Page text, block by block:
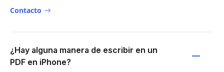
Contacto
¿Hay alguna manera de escribir en un
PDF en iPhone?